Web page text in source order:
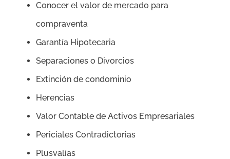
Conocer el valor de mercado para
compraventa
Garantía Hipotecaria
Separaciones o Divorcios
Extinción de condominio
Herencias
Valor Contable de Activos Empresariales
Periciales Contradictorias
Plusvalías